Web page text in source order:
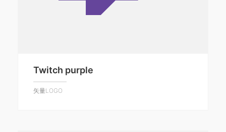
Twitch purple
矢量LOGO